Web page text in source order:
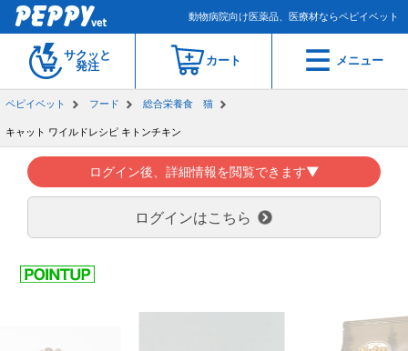
動物病院向け医薬品、医療材ならペピイベット
サクッと
発注
カート メニュー
ペピイベット フード 総合栄養食 猫
キャット ワイルドレシピ キトンチキン
ログイン後、詳細情報を閲覧できます▼
ログインはこちら